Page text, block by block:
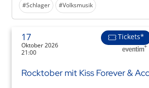
#Schlager #Volksmusik
17
Oktober 2026
21:00
Tickets*
Rocktober mit Kiss Forever &